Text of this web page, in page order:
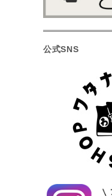
公式SNS